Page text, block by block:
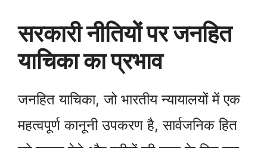
सरकारी नीतियों पर जनहित
याचिका का प्रभाव
जनहित याचिका, जो भारतीय न्यायालयों में एक
महत्वपूर्ण कानूनी उपकरण है, सार्वजनिक हित